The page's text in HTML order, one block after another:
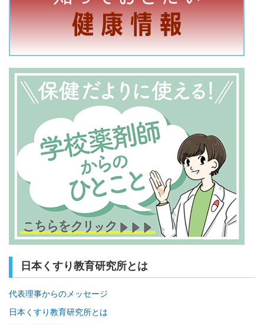
日本くすり教育研究所とは
代表理事からのメッセージ
日本くすり教育研究所とは